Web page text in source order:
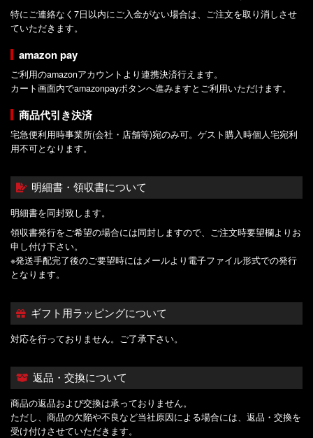
特にご連絡なく7日以内にご入金がない場合は、ご注文を取り消しさせ
ていただきます。
amazon pay
ご利用のamazonアカウントより連携決済行えます。
カート画面内でamazonpayボタンへ進みますとご利用いただけます。
商品代引き決済
宅急便利用時事業所(会社・店舗等)宛のみ可。ゲスト購入時個人宅宛利
用不可となります。
明細書・領収書について
明細書を同封致します。
領収書発行をご希望の場合には同封しますので、ご注文時要望欄よりお
申し付け下さい。
※発送手配完了後のご要望時にはメールより電子ファイル形式での発行
となります。
ギフト用ラッピングについて
対応を行っておりません。ご了承下さい。
返品・交換について
商品の返品および交換は承っておりません。
ただし、商品の欠陥や不良など当社原因による場合には、返品・交換を
受け付けさせていただきます。